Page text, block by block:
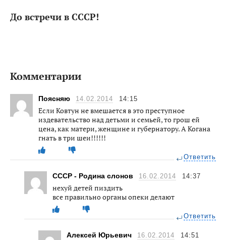
До встречи в СССР!
Комментарии
Поясняю 14.02.2014 14:15
Если Ковтун не вмешается в это преступное
издевательство над детьми и семьей, то грош ей
цена, как матери, женщине и губернатору. А Когана
гнать в три шеи!!!!!!
Ответить
СССР - Родина слонов 16.02.2014 14:37
нехуй детей пиздить
все правильно органы опеки делают
Ответить
Алексей Юрьевич 16.02.2014 14:51